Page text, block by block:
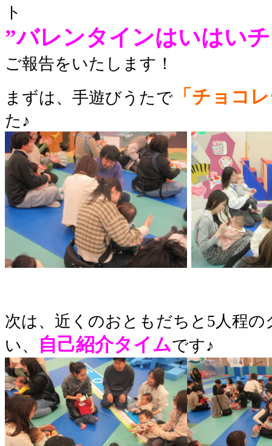
ト
”バレンタインはいはい
ご報告をいたします！
まずは、手遊びうたで 「チョコ
た ♪
次は、近くのおともだちと5人程
い、
自己紹介タイムです♪